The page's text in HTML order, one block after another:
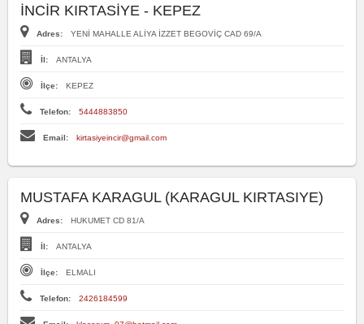
İNCİR KIRTASİYE - KEPEZ
Adres: YENİ MAHALLE ALİYA İZZET BEGOVİÇ CAD 69/A
İl: ANTALYA
İlçe: KEPEZ
Telefon: 5444883850
Email: kirtasiyeincir@gmail.com
MUSTAFA KARAGUL (KARAGUL KIRTASIYE)
Adres: HUKUMET CD 81/A
İl: ANTALYA
İlçe: ELMALI
Telefon: 2426184599